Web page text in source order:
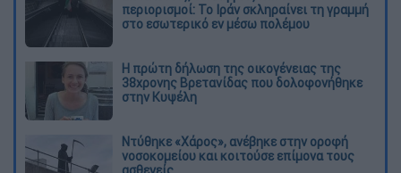
περιορισμοί: Το Ιράν σκληραίνει τη γραμμή
στο εσωτερικό εν μέσω πολέμου
Η πρώτη δήλωση της οικογένειας της
38χρονης Βρετανίδας που δολοφονήθηκε
στην Κυψέλη
Ντύθηκε «Χάρος», ανέβηκε στην οροφή
νοσοκομείου και κοιτούσε επίμονα τους